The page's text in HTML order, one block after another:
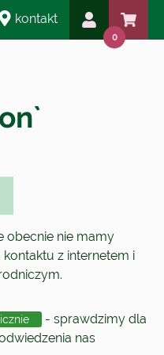
kontakt
0
obecnie nie mamy
z internetem i
- sprawdzimy dla
nas